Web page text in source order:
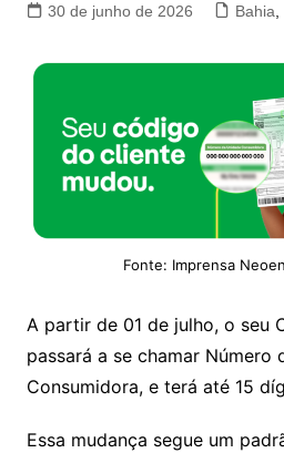
30 de junho de 2026 Bahia,
Fonte: Imprensa
A partir de 01 de julho, o seu
passará a se chamar Número
Consumidora, e terá até 15
Essa mudança segue um